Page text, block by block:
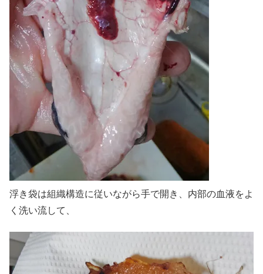
浮き袋は組織構造に従いながら手で開き、内部の血液をよ
く洗い流して、